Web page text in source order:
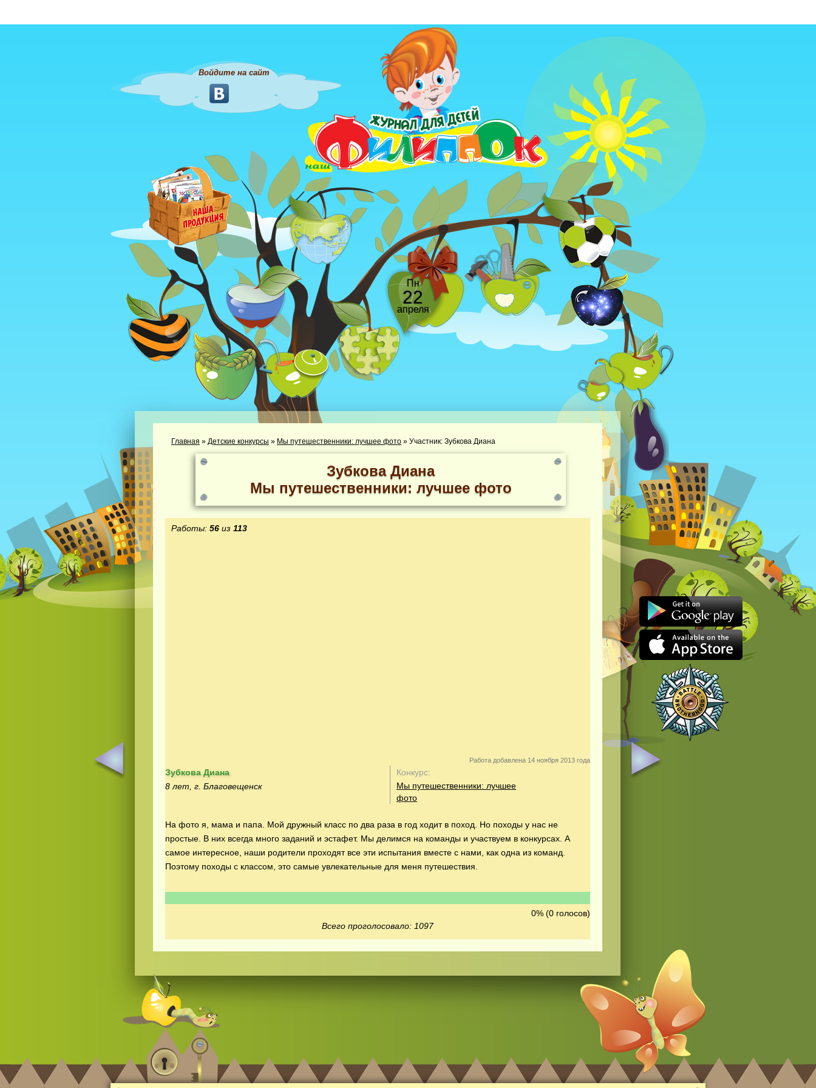
Войдите на сайт
Пн
22
апреля
Главная » Детские конкурсы » Мы путешественники: лучшее фото » Участник: Зубкова Диана
Зубкова Диана
Мы путешественники: лучшее фото
Работы: 56 из 113
Работа добавлена 14 ноября 2013 года
Зубкова Диана
8 лет, г. Благовещенск
Конкурс:
Мы путешественники: лучшее
фото
На фото я, мама и папа. Мой дружный класс по два раза в год ходит в поход. Но походы у нас не
простые. В них всегда много заданий и эстафет. Мы делимся на команды и участвуем в конкурсах. А
самое интересное, наши родители проходят все эти испытания вместе с нами, как одна из команд.
Поэтому походы с классом, это самые увлекательные для меня путешествия.
0% (0 голосов)
Всего проголосовало: 1097